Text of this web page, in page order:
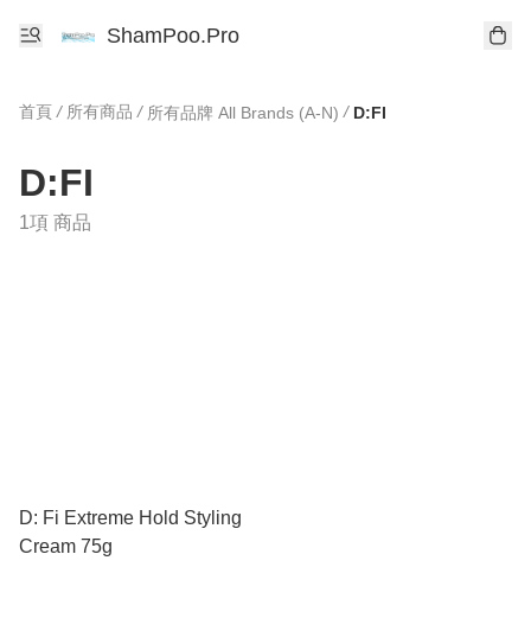
ShamPoo.Pro
首頁 / 所有商品 / 所有品牌 All Brands (A-N) / D:FI
D:FI
1項 商品
D: Fi Extreme Hold Styling
Cream 75g